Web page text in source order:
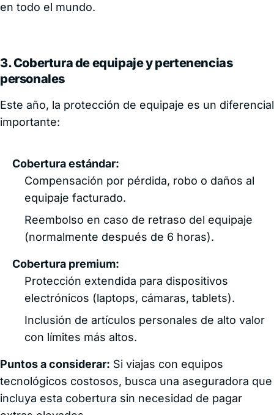
en todo el mundo.
3. Cobertura de equipaje y pertenencias
personales
Este año, la protección de equipaje es un diferencial
importante:
Cobertura estándar:
Compensación por pérdida, robo o daños al
equipaje facturado.
Reembolso en caso de retraso del equipaje
(normalmente después de 6 horas).
Cobertura premium:
Protección extendida para dispositivos
electrónicos (laptops, cámaras, tablets).
Inclusión de artículos personales de alto valor
con límites más altos.
Puntos a considerar: Si viajas con equipos
tecnológicos costosos, busca una aseguradora que
incluya esta cobertura sin necesidad de pagar